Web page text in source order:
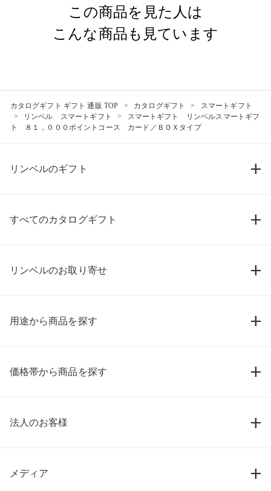
この商品を見た人は
こんな商品も見ています
カタログギフト ギフト 通販 TOP カタログギフト
スマートギフト
リンベル スマートギフト
スマートギフト リンベルスマートギフ
ト ８１，０００ポイントコース カード／ＢＯＸタイプ
リンベルのギフト
すべてのカタログギフト
リンベルのお取り寄せ
用途から商品を探す
価格帯から商品を探す
法人のお客様
メディア